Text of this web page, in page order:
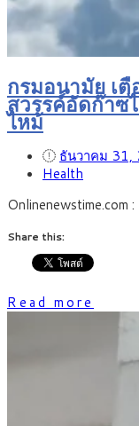
กรมอนามัย เ
สวรรค์อัดก๊าซ
ไหม้
ธันวาคม 31,
Health
Share this:
Read more